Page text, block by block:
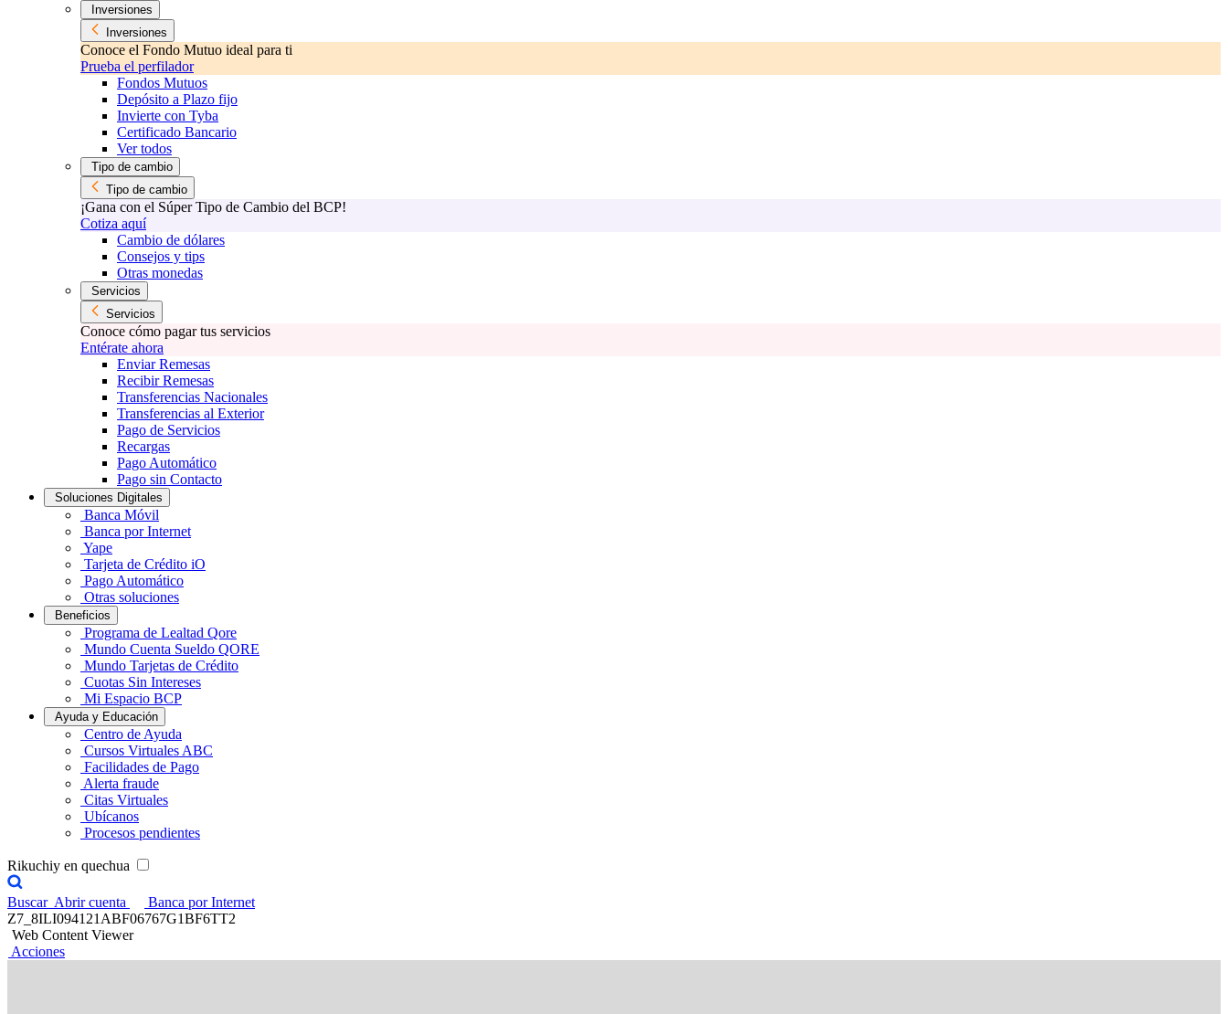
Inversiones
Inversiones
Conoce el Fondo Mutuo ideal para ti
Prueba el perfilador
Fondos Mutuos
Depósito a Plazo fijo
Invierte con Tyba
Certificado Bancario
Ver todos
Tipo de cambio
Tipo de cambio
¡Gana con el Súper Tipo de Cambio del BCP!
Cotiza aquí
Cambio de dólares
Consejos y tips
Otras monedas
Servicios
Servicios
Conoce cómo pagar tus servicios
Entérate ahora
Enviar Remesas
Recibir Remesas
Transferencias Nacionales
Transferencias al Exterior
Pago de Servicios
Recargas
Pago Automático
Pago sin Contacto
Soluciones Digitales
Banca Móvil
Banca por Internet
Yape
Tarjeta de Crédito iO
Pago Automático
Otras soluciones
Beneficios
Programa de Lealtad Qore
Mundo Cuenta Sueldo QORE
Mundo Tarjetas de Crédito
Cuotas Sin Intereses
Mi Espacio BCP
Ayuda y Educación
Centro de Ayuda
Cursos Virtuales ABC
Facilidades de Pago
Alerta fraude
Citas Virtuales
Ubícanos
Procesos pendientes
Rikuchiy en quechua
Buscar Abrir cuenta
Banca por Internet
Z7_8ILI094121ABF06767G1BF6TT2
Web Content Viewer
Acciones